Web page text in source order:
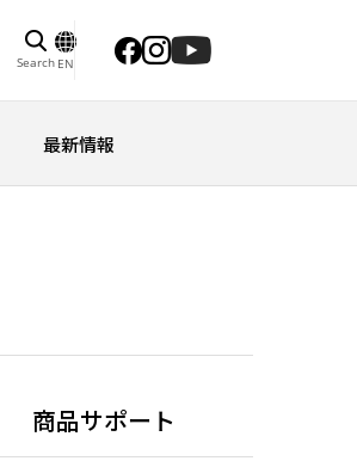
Search EN
最新情報
商品サポート